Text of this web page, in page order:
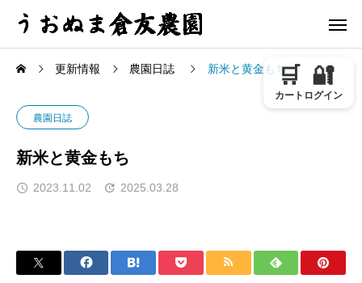
🛒
カート
🔐
ログイン
更新情報 農園日誌 新米と黄金もち
農園日誌
新米と黄金もち
2023.11.02 2025.03.28